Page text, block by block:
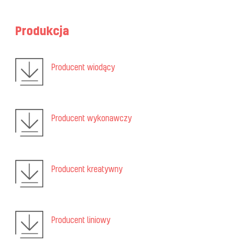
Produkcja
Producent wiodący
Producent wykonawczy
Producent kreatywny
Producent liniowy